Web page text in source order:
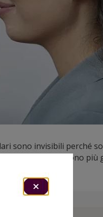
sono invisibili perché
li notano. Altri sono